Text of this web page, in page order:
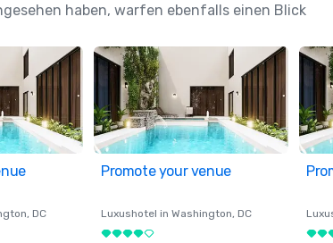
haben, warfen ebenfalls einen Blick
, DC
Promote your venue
Luxushotel in Washington, DC